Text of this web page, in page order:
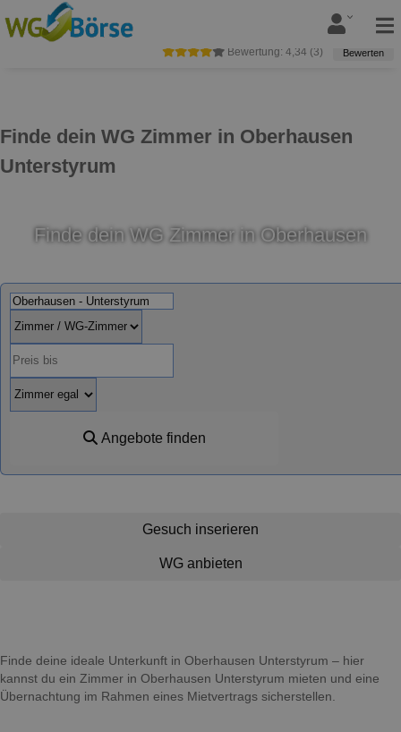
Finde dein WG Zimmer in Oberhausen
Unterstyrum
Bewertung: 4,34 (3) Bewerten
Finde dein WG Zimmer in Oberhausen
Angebote finden
Gesuch inserieren
WG anbieten
Finde deine ideale Unterkunft in Oberhausen Unterstyrum – hier
kannst du ein Zimmer in Oberhausen Unterstyrum mieten und eine
Übernachtung im Rahmen eines Mietvertrags sicherstellen.